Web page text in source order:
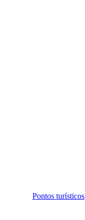
Pontos turísticos